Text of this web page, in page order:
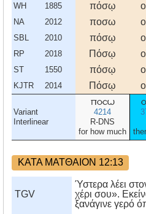
WH 1885 πόσῳ
NA 2012 ποσω
SBL 2010 πόσῳ
RP 2018 Πόσῳ
ST 1550 πόσῳ
KJTR 2014 Πόσῳ
Variant
Interlinear
ποσω
4214
R-DNS
for how much
ΚΑΤΑ ΜΑΤΘΑΙΟΝ 12:13
TGV
Ύστερα λέει
χέρι σου».
ξανάγινε γερό